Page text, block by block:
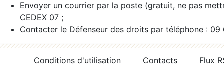
Envoyer un courrier par la poste (gratuit, ne pas
CEDEX 07 ;
Contacter le Défenseur des droits par téléphone :
Conditions d'utilisation Contacts
Flux